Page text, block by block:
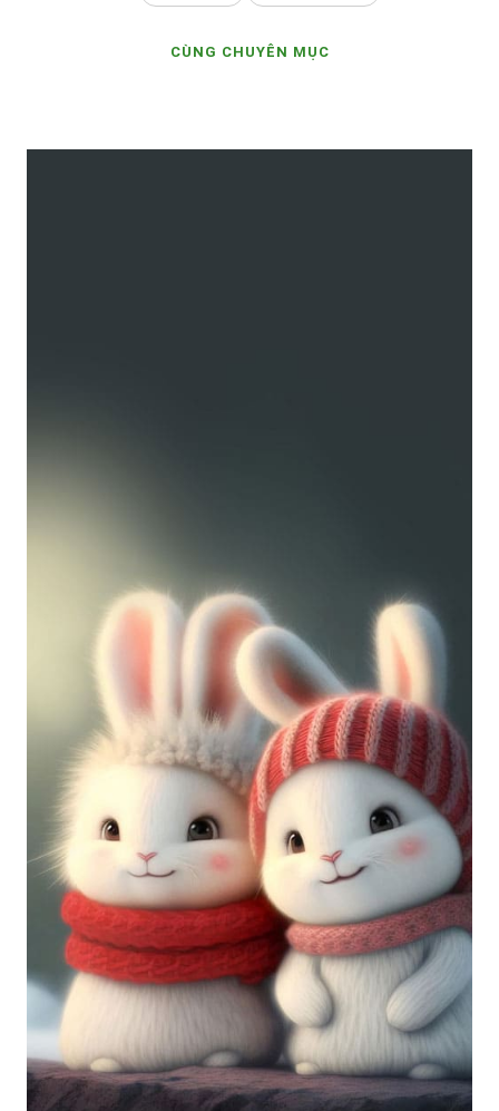
CÙNG CHUYÊN MỤC